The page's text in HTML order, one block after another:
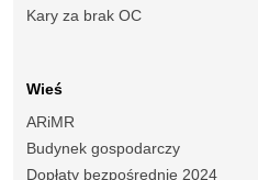
Kary za brak OC
Wieś
ARiMR
Budynek gospodarczy
Dopłaty bezpośrednie 2024